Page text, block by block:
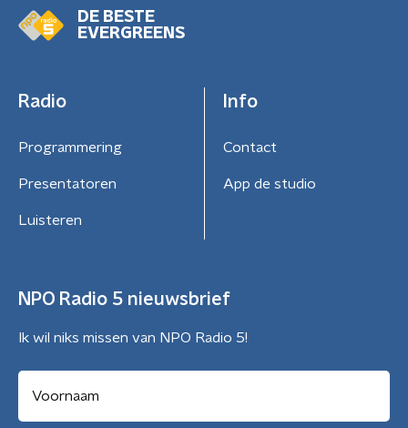
DE BESTE
EVERGREENS
Radio
Programmering
Presentatoren
Luisteren
Info
Contact
App de studio
NPO Radio 5 nieuwsbrief
Ik wil niks missen van NPO Radio 5!